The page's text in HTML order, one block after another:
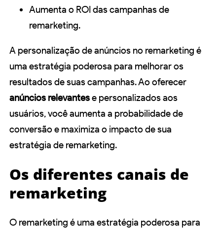
Aumenta o ROI das campanhas de
remarketing.
A personalização de anúncios no remarketing é
uma estratégia poderosa para melhorar os
resultados de suas campanhas. Ao oferecer
anúncios relevantese personalizados aos
usuários, você aumenta a probabilidade de
conversão e maximiza o impacto de sua
estratégia de remarketing.
Os diferentes canais de
remarketing
O remarketing é uma estratégia poderosa para